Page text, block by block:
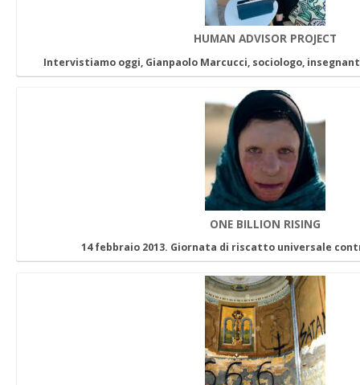
HUMAN ADVISOR PROJECT
Intervistiamo oggi, Gianpaolo Marcucci, sociologo,
ONE BILLION RISING
14 febbraio 2013. Giornata di riscatto universale